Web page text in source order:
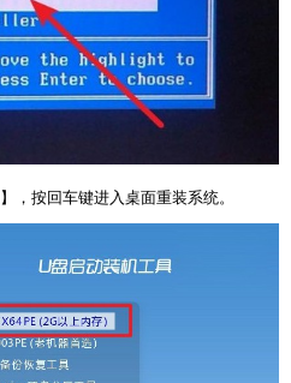
】，按回车键进入桌面重装系统。